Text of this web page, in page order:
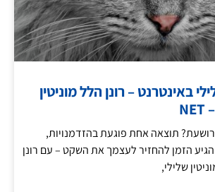
באינטרנט – רונן הלל מוניטין
NET
תוצאה אחת פוגעת בהזדמנויות,
הזמן להחזיר לעצמך את השקט – עם רונן
שלילי,